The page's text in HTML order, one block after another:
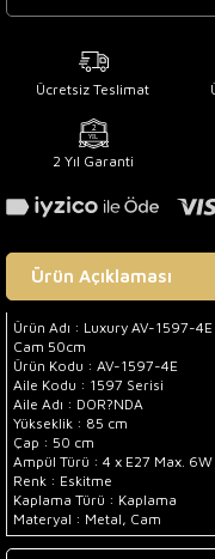
Ücretsiz Teslimat
2 Yıl Garanti
Ürün Açıklaması
Ürün Adı : Luxury AV-1597-
Cam 50cm
Ürün Kodu : AV-1597-4E
Aile Kodu : 1597 Serisi
Aile Adı : DOR?NDA
Yükseklik : 85 cm
Çap : 50 cm
Ampül Türü : 4 x E27 Max. 6W
Renk : Eskitme
Kaplama Türü : Kaplama
Materyal : Metal, Cam